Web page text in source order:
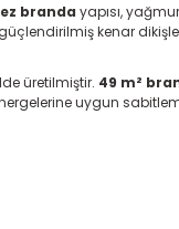
branda yapısı,
kenar
üretilmiştir. 49 m²
uygun